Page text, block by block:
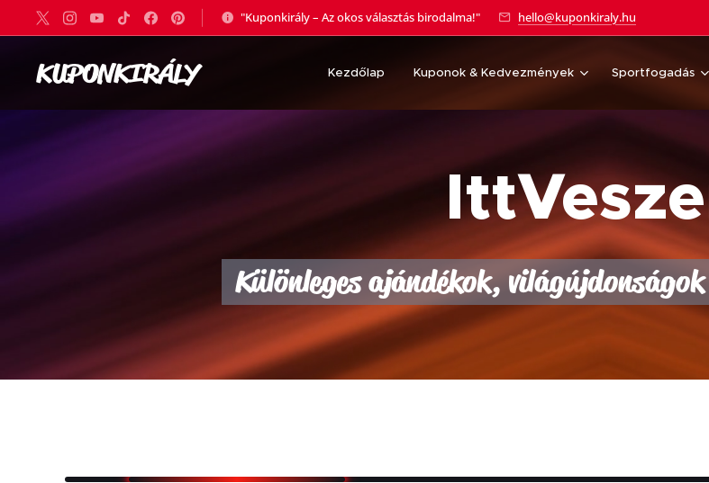
"Kuponkirály – Az okos választás birodalma!" hello@kuponkiraly.hu
KUPONKIRÁLY Kezdőlap Kuponok & Kedvezmények Sportfogadás
🎁
Különleges ajándékok, világújdonságok